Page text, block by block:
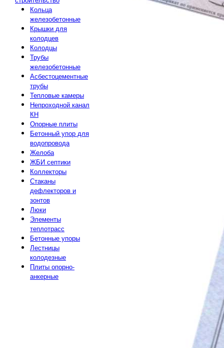
Кольца
железобетонные
Крышки для
колодцев
Колодцы
Трубы
железобетонные
Асбестоцементные
трубы
Тепловые камеры
Непроходной канал
КН
Опорные плиты
Бетонный упор для
водопровода
Желоба
ЖБИ септики
Коллекторы
Стаканы
дефлекторов и
зонтов
Люки
Элементы
теплотрасс
Бетонные упоры
Лестницы
колодезные
Плиты опорно-
анкерные